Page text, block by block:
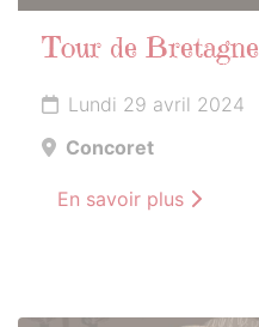
Tour de Bretagne
Lundi 29 avril 2024
Concoret
En savoir plus